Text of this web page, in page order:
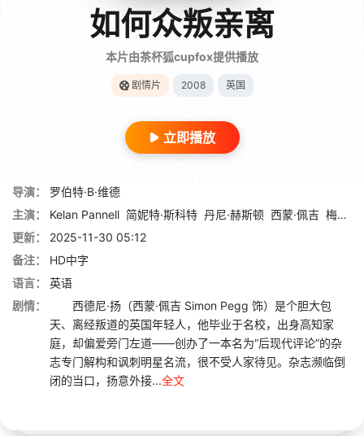
如何众叛亲离
本片由茶杯狐cupfox提供播放
剧情片 2008 英国
立即播放
导演：
罗伯特·B·维德
主演：
Kelan Pannell 简妮特·斯科特 丹尼·赫斯顿 西蒙·佩吉 梅根·福克斯
更新：
2025-11-30 05:12
备注：
HD中字
语言：
英语
剧情：
西德尼·扬（西蒙·佩吉 Simon Pegg 饰）是个胆大包
天、离经叛道的英国年轻人，他毕业于名校，出身高知家
庭，却偏爱旁门左道——创办了一本名为“后现代评论”的杂
志专门解构和讽刺明星名流，很不受人家待见。杂志濒临倒
闭的当口，扬意外接...全文